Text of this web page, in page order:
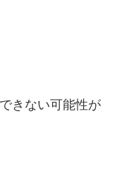
きない可能性が